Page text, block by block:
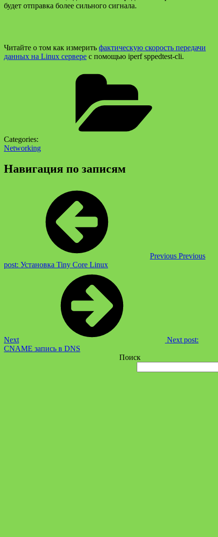
будет отправка более сильного сигнала.
Читайте о том как измерить фактическую скорость передачи
данных на Linux сервере с помощью iperf sppedtest-cli.
Categories:
Networking
Навигация по записям
Previous Previous
post: Установка Tiny Core Linux
Next
Next post:
CNAME запись в DNS
Поиск